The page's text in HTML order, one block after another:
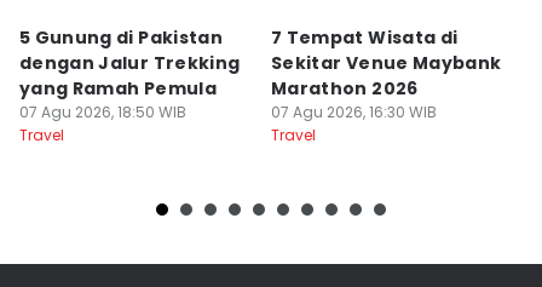
5 Gunung di Pakistan
dengan Jalur Trekking
yang Ramah Pemula
07 Agu 2026, 18:50 WIB
Travel
7 Tempat Wisata di
Sekitar Venue Maybank
Marathon 2026
07 Agu 2026, 16:30 WIB
Travel